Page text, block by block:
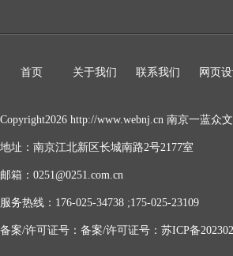
首页 关于我们 联系我们 网页
Copyright2026 http://www.webnj.cn 南京一蓝众
地址：南京江北新区长城南路2号2177室
邮箱：0251@0251.com.cn
服务热线：176-025-34738 ;175-025-23109
备案/许可证号：备案/许可证号：苏ICP备